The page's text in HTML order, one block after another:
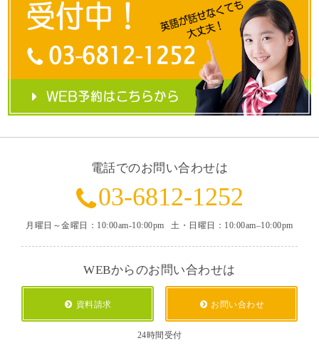
電話でのお問い合わせは
03-6812-1252
月曜日～金曜日：10:00am-10:00pm土・日曜日：10:00am–10:00pm
WEBからのお問い合わせは
資料請求 お問い合わせ
24時間受付